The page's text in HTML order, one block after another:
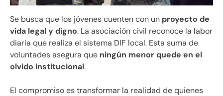
Se busca que los jóvenes cuenten con un proyecto de
vida legal y digno. La asociación civil reconoce la labor
diaria que realiza el sistema DIF local. Esta suma de
voluntades asegura que ningún menor quede en el
olvido institucional.
El compromiso es transformar la realidad de quienes